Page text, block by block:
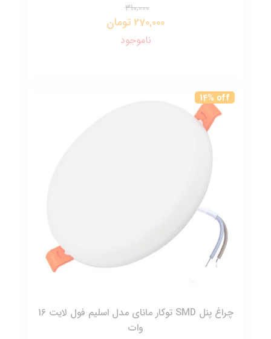
310,000
270,000 تومان
ناموجود
14% off
چراغ پنل SMD توکار مانای مدل اسلیم فول لایت 16
وات